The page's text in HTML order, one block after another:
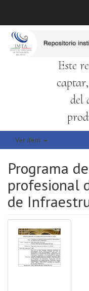
Este
del
Ver ítem
Programa
profesional
de